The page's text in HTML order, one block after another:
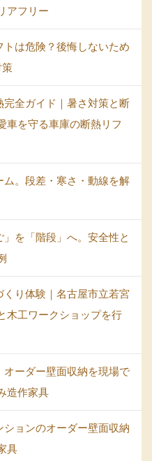
アフリー
トは危険？後悔しないため
策
完全ガイド｜暑さ対策と断
車を守る車庫の断熱リフ
ム。段差・寒さ・動線を解
」を「階段」へ。安全性と
くり体験｜名古屋市立若宮
木工ワークショップを行
オーダー壁面収納を現場で
造作家具
ションのオーダー壁面収納
具